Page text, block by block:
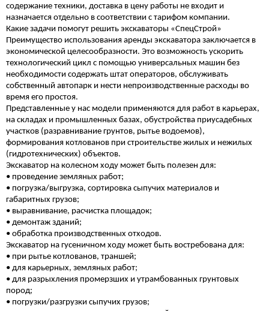
содержание техники, доставка в цену работы не входит и
назначается отдельно в соответствии с тарифом компании.
Какие задачи помогут решить экскаваторы «СпецСтрой»
Преимущество использования аренды экскаватора заключается в
экономической целесообразности. Это возможность ускорить
технологический цикл с помощью универсальных машин без
необходимости содержать штат операторов, обслуживать
собственный автопарк и нести непроизводственные расходы во
время его простоя.
Представленные у нас модели применяются для работ в карьерах,
на складах и промышленных базах, обустройства приусадебных
участков (разравнивание грунтов, рытье водоемов),
формирования котлованов при строительстве жилых и нежилых
(гидротехнических) объектов.
Экскаватор на колесном ходу может быть полезен для:
• проведение земляных работ;
• погрузка/выгрузка, сортировка сыпучих материалов и
габаритных грузов;
• выравнивание, расчистка площадок;
• демонтаж зданий;
• обработка производственных отходов.
Экскаватор на гусеничном ходу может быть востребована для:
• при рытье котлованов, траншей;
• для карьерных, земляных работ;
• для разрыхления промерзших и утрамбованных грунтовых
пород;
• погрузки/разгрузки сыпучих грузов;